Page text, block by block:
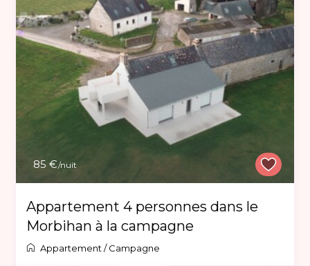
85 €/nuit
Appartement 4 personnes dans le
Morbihan à la campagne
Appartement /Campagne